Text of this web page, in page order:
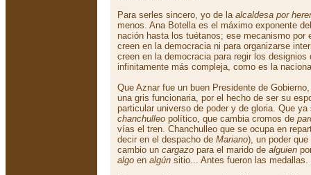
Para serles sincero, yo de la alcaldesa por
menos. Ana Botella es el máximo exponente
nación hasta los tuétanos; ese mecanismo por
creen en la democracia ni para organizarse
creen en la democracia para regir los designios
infinitamente más compleja, como es la
Que Aznar fue un buen Presidente de
una gris funcionaria, por el hecho de ser su
particular universo de poder y de gloria. Que
chanchulleo político, que cambia cromos de
vías el tren. Chanchulleo que se ocupa en
decir en el despacho de Mariano), un poder
cambio un cargazo para el marido de alguien
algo en algún sitio... Antes fueron las medallas.